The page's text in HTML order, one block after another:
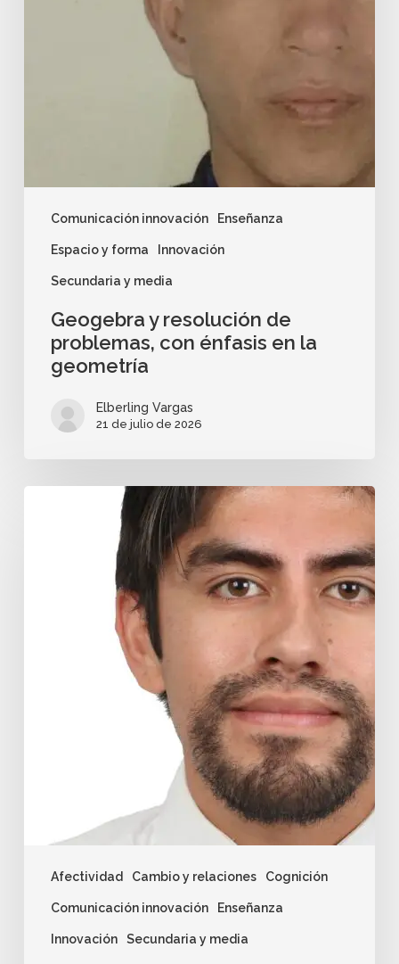
Comunicación innovación Enseñanza
Espacio y forma Innovación
Secundaria y media
Geogebra y resolución de
problemas, con énfasis en la
geometría
Elberling Vargas
21 de julio de 2026
Afectividad Cambio y relaciones Cognición
Comunicación innovación Enseñanza
Innovación Secundaria y media